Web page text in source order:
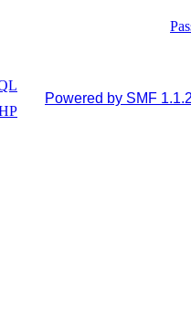
Powered by SMF